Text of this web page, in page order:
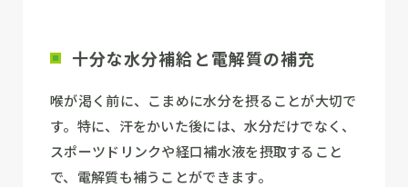
十分な水分補給と電解質の補充
喉が渇く前に、こまめに水分を摂ることが大切で
す。特に、汗をかいた後には、水分だけでなく、
スポーツドリンクや経口補水液を摂取すること
で、電解質も補うことができます。